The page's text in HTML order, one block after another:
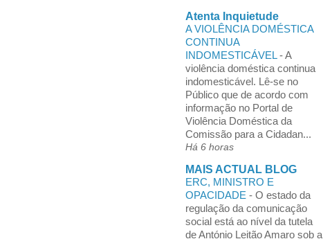
Atenta Inquietude
A VIOLÊNCIA DOMÉSTICA
CONTINUA
INDOMESTICÁVEL-A
violência doméstica continua
indomesticável. Lê-se no
Público que de acordo com
informação no Portal de
Violência Doméstica da
Comissão para a Cidadan...
Há 6 horas
MAIS ACTUAL BLOG
ERC, MINISTRO E
OPACIDADE - O estado da
regulação da comunicação
social está ao nível da tutela
de António Leitão Amaro sob a